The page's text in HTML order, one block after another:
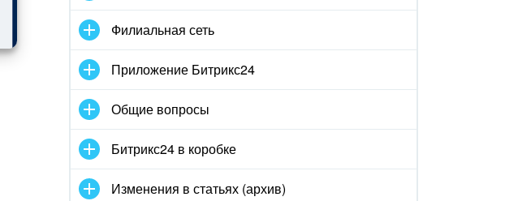
Филиальная сеть
Приложение Битрикс24
Общие вопросы
Битрикс24 в коробке
Изменения в статьях (архив)